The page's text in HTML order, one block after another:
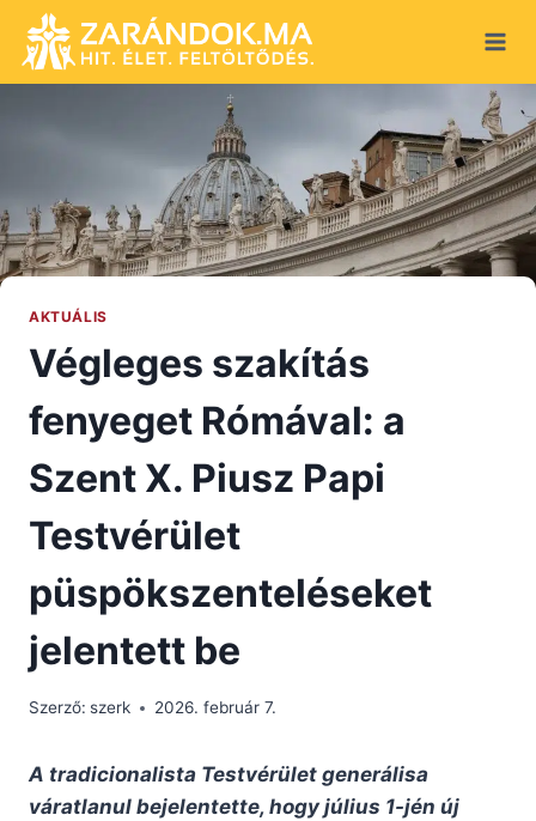
content
AKTUÁLIS
Végleges szakítás
fenyeget Rómával: a
Szent X. Piusz Papi
Testvérület
püspökszenteléseket
jelentett be
Szerző: szerk 2026. február 7.
A tradicionalista Testvérület generálisa
váratlanul bejelentette, hogy július 1-jén új